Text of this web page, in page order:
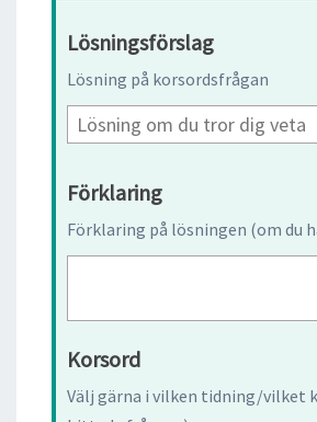
Lösningsförslag
Lösning på korsordsfrågan
Förklaring
Förklaring på lösningen (om du
Korsord
Välj gärna i vilken tidning/vilket